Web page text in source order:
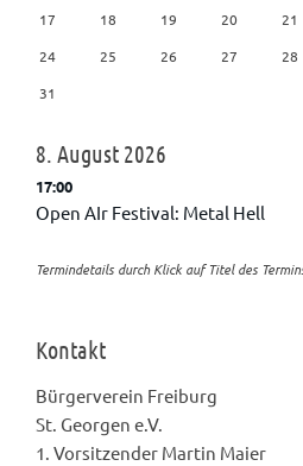
17
18 19 20 21
24
25 26 27 28
31
8. August 2026
17:00
Open AIr Festival: Metal Hell
Termindetails durch Klick auf Titel des
Kontakt
Bürgerverein Freiburg
St. Georgen e.V.
1. Vorsitzender Martin Maier